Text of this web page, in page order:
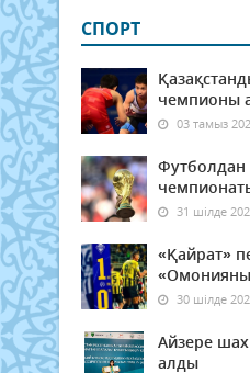
СПОРТ
чемпионы
03 тамыз
Футболдан
31 шілде
«Қайрат»
30 шілде
Айзере
алды